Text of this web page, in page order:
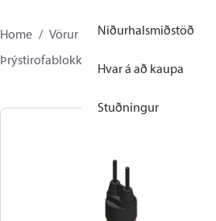
Niðurhalsmiðstöð
Hvar á að kaupa
Stuðningur
Home Vörur Climate Solutions
Þrýstirofablokkir
ACB / CCB